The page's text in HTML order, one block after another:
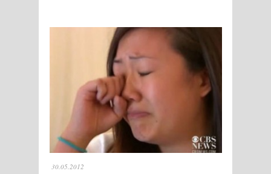
30.05.2012